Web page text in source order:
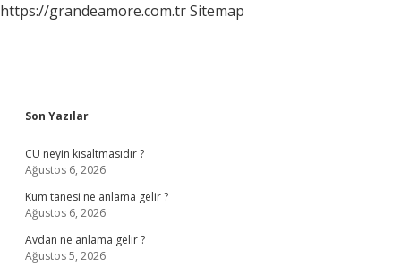
https://grandeamore.com.trSitemap
Sidebar
Son Yazılar
CU neyin kısaltmasıdır ?
Ağustos 6, 2026
Kum tanesi ne anlama gelir ?
Ağustos 6, 2026
Avdan ne anlama gelir ?
Ağustos 5, 2026